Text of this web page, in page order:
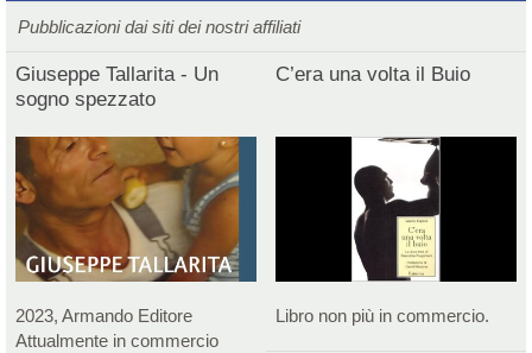
Pubblicazioni dai siti dei nostri affiliati
Giuseppe Tallarita - Un
sogno spezzato
2023, Armando Editore
Attualmente in commercio
C’era una volta il Buio
Libro non più in commercio.